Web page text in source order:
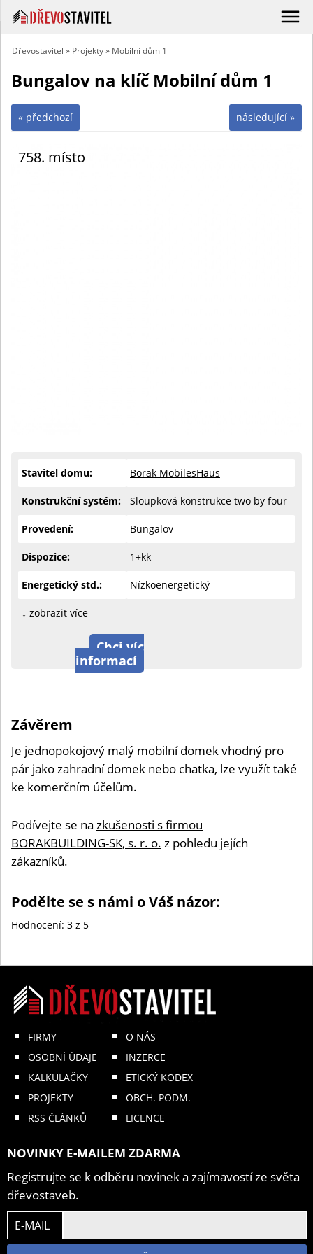
Dřevostavitel » Projekty» Mobilní dům 1
Bungalov na klíč Mobilní dům 1
následující »
« předchozí
758. místo
Stavitel domu: Borak MobilesHaus
Konstrukční systém: Sloupková konstrukce two by four
Provedení: Bungalov
Dispozice: 1+kk
Energetický std.: Nízkoenergetický
↓ zobrazit více
Chci víc
informací
Závěrem
Je jednopokojový malý mobilní domek vhodný pro
pár jako zahradní domek nebo chatka, lze využít také
ke komerčním účelům.
Podívejte se na zkušenosti s firmou
BORAKBUILDING-SK, s. r. o. z pohledu jejích
zákazníků.
Podělte se s námi o Váš názor:
Hodnocení: 3 z 5
FIRMY
OSOBNÍ ÚDAJE
KALKULAČKY
PROJEKTY
RSS ČLÁNKŮ
O NÁS
INZERCE
ETICKÝ KODEX
OBCH. PODM.
LICENCE
NOVINKY E-MAILEM ZDARMA
Registrujte se k odběru novinek a zajímavostí ze světa
dřevostaveb.
E-MAIL